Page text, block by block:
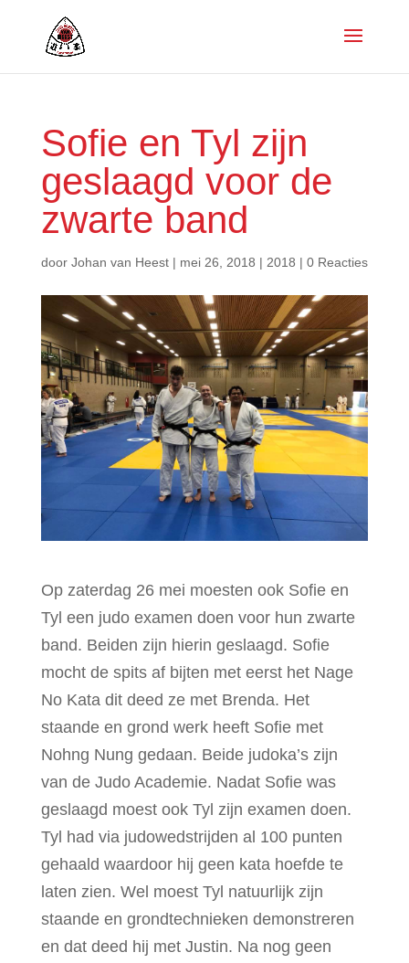
Sofie en Tyl zijn
geslaagd voor de
zwarte band
door Johan van Heest| mei 26, 2018 | 2018 | 0 Reacties
Op zaterdag 26 mei moesten ook Sofie en
Tyl een judo examen doen voor hun zwarte
band. Beiden zijn hierin geslaagd. Sofie
mocht de spits af bijten met eerst het Nage
No Kata dit deed ze met Brenda. Het
staande en grond werk heeft Sofie met
Nohng Nung gedaan. Beide judoka’s zijn
van de Judo Academie. Nadat Sofie was
geslaagd moest ook Tyl zijn examen doen.
Tyl had via judowedstrijden al 100 punten
gehaald waardoor hij geen kata hoefde te
laten zien. Wel moest Tyl natuurlijk zijn
staande en grondtechnieken demonstreren
en dat deed hij met Justin. Na nog geen